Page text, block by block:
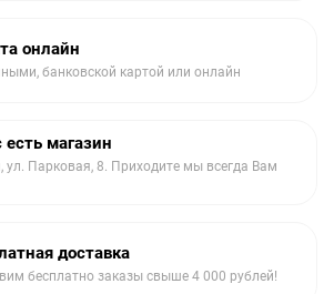
онлайн
банковской картой или онлайн
есть магазин
ул. Парковая, 8. Приходите мы всегда Вам
доставка
бесплатно заказы свыше 4 000 рублей!